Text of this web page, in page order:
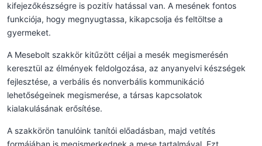
kifejezőkészségre is pozitív hatással van. A mesének fontos
funkciója, hogy megnyugtassa, kikapcsolja és feltöltse a
gyermeket.
A Mesebolt szakkör kitűzött céljai a mesék megismerésén
keresztül az élmények feldolgozása, az anyanyelvi készségek
fejlesztése, a verbális és nonverbális kommunikáció
lehetőségeinek megismerése, a társas kapcsolatok
kialakulásának erősítése.
A szakkörön tanulóink tanítói előadásban, majd vetítés